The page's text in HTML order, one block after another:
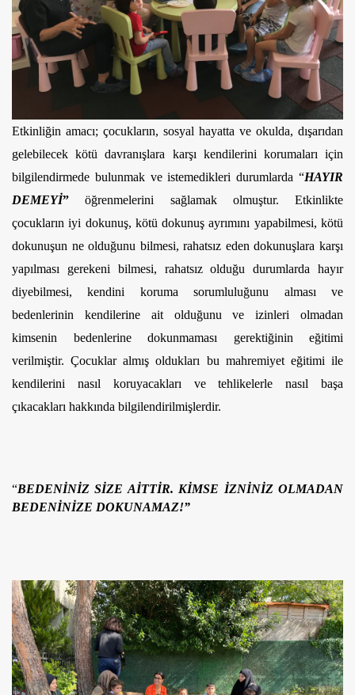
Etkinliğin amacı; çocukların, sosyal hayatta ve okulda, dışarıdan
gelebilecek kötü davranışlara karşı kendilerini korumaları için
bilgilendirmede bulunmak ve istemedikleri durumlarda “HAYIR
DEMEYİ” öğrenmelerini sağlamak olmuştur. Etkinlikte
çocukların iyi dokunuş, kötü dokunuş ayrımını yapabilmesi, kötü
dokunuşun ne olduğunu bilmesi, rahatsız eden dokunuşlara karşı
yapılması gerekeni bilmesi, rahatsız olduğu durumlarda hayır
diyebilmesi, kendini koruma sorumluluğunu alması ve
bedenlerinin kendilerine ait olduğunu ve izinleri olmadan
kimsenin bedenlerine dokunmaması gerektiğinin eğitimi
verilmiştir. Çocuklar almış oldukları bu mahremiyet eğitimi ile
kendilerini nasıl koruyacakları ve tehlikelerle nasıl başa
çıkacakları hakkında bilgilendirilmişlerdir.
“BEDENİNİZ SİZE AİTTİR. KİMSE İZNİNİZ OLMADAN
BEDENİNİZE DOKUNAMAZ!”